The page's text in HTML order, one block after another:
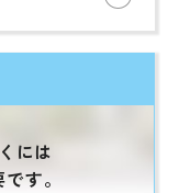
には
す。